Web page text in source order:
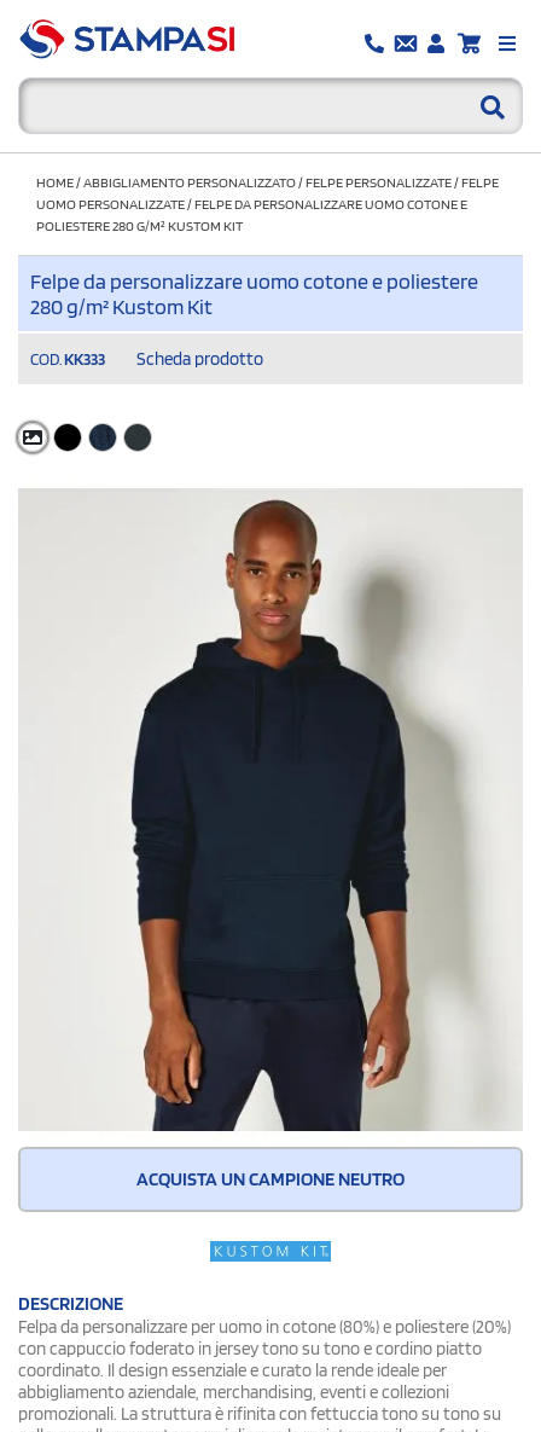
HOME/ABBIGLIAMENTO PERSONALIZZATO/FELPE PERSONALIZZATE/FELPE
UOMO PERSONALIZZATE/FELPE DA PERSONALIZZARE UOMO COTONE E
POLIESTERE 280 G/M² KUSTOM KIT
Felpe da personalizzare uomo cotone e poliestere
280 g/m² Kustom Kit
COD. KK333 Scheda prodotto
ACQUISTA UN CAMPIONE NEUTRO
DESCRIZIONE
Felpa da personalizzare per uomo in cotone (80%) e poliestere (20%)
con cappuccio foderato in jersey tono su tono e cordino piatto
coordinato. Il design essenziale e curato la rende ideale per
abbigliamento aziendale, merchandising, eventi e collezioni
promozionali. La struttura è rifinita con fettuccia tono su tono su